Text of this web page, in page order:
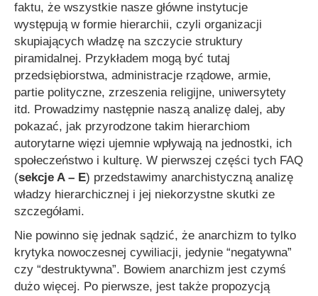
faktu, że wszystkie nasze główne instytucje
występują w formie hierarchii, czyli organizacji
skupiających władzę na szczycie struktury
piramidalnej. Przykładem mogą być tutaj
przedsiębiorstwa, administracje rządowe, armie,
partie polityczne, zrzeszenia religijne, uniwersytety
itd. Prowadzimy następnie naszą analizę dalej, aby
pokazać, jak przyrodzone takim hierarchiom
autorytarne więzi ujemnie wpływają na jednostki, ich
społeczeństwo i kulturę. W pierwszej części tych FAQ
(sekcje A – E) przedstawimy anarchistyczną analizę
władzy hierarchicznej i jej niekorzystne skutki ze
szczegółami.
Nie powinno się jednak sądzić, że anarchizm to tylko
krytyka nowoczesnej cywiliacji, jedynie “negatywna”
czy “destruktywna”. Bowiem anarchizm jest czymś
dużo więcej. Po pierwsze, jest także propozycją